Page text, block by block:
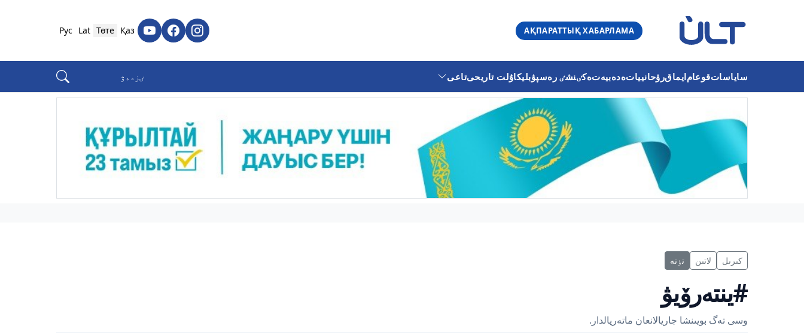
АҚПАРАТТЫҚ ХАБАРЛАМА
Қаз
Төте
Lat
Рус
ساياساتقوعامايماقرۋحانيياتەدەبيەتەكٸنشٸ رەسپۋبليكاۇلت تاريحىتاعى
كىرىل لاتىن تٶتە
#ينتەرۆيۋ
وسى تەگ بويىنشا جاريالانعان ماتەريالدار.